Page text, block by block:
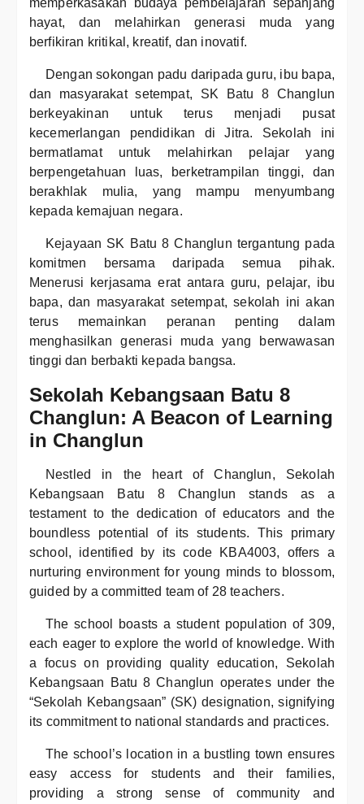
memperkasakan budaya pembelajaran sepanjang
hayat, dan melahirkan generasi muda yang
berfikiran kritikal, kreatif, dan inovatif.
Dengan sokongan padu daripada guru, ibu bapa,
dan masyarakat setempat, SK Batu 8 Changlun
berkeyakinan untuk terus menjadi pusat
kecemerlangan pendidikan di Jitra. Sekolah ini
bermatlamat untuk melahirkan pelajar yang
berpengetahuan luas, berketrampilan tinggi, dan
berakhlak mulia, yang mampu menyumbang
kepada kemajuan negara.
Kejayaan SK Batu 8 Changlun tergantung pada
komitmen bersama daripada semua pihak.
Menerusi kerjasama erat antara guru, pelajar, ibu
bapa, dan masyarakat setempat, sekolah ini akan
terus memainkan peranan penting dalam
menghasilkan generasi muda yang berwawasan
tinggi dan berbakti kepada bangsa.
Sekolah Kebangsaan Batu 8
Changlun: A Beacon of Learning
in Changlun
Nestled in the heart of Changlun, Sekolah
Kebangsaan Batu 8 Changlun stands as a
testament to the dedication of educators and the
boundless potential of its students. This primary
school, identified by its code KBA4003, offers a
nurturing environment for young minds to blossom,
guided by a committed team of 28 teachers.
The school boasts a student population of 309,
each eager to explore the world of knowledge. With
a focus on providing quality education, Sekolah
Kebangsaan Batu 8 Changlun operates under the
“Sekolah Kebangsaan” (SK) designation, signifying
its commitment to national standards and practices.
The school’s location in a bustling town ensures
easy access for students and their families,
providing a strong sense of community and